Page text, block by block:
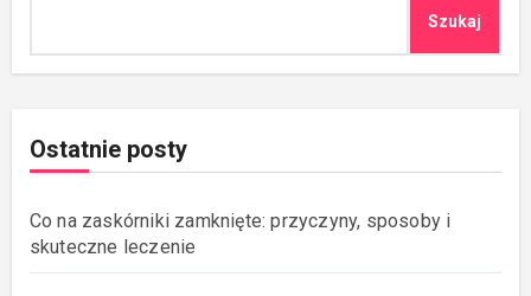
Szukaj
Ostatnie posty
Co na zaskórniki zamknięte: przyczyny, sposoby i
skuteczne leczenie